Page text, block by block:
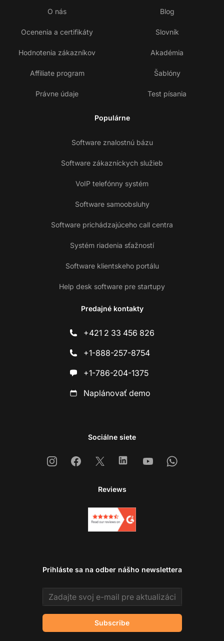
O nás
Ocenenia a certifikáty
Hodnotenia zákazníkov
Affiliate program
Právne údaje
Blog
Slovník
Akadémia
Šablóny
Test písania
Populárne
Software znalostnú bázu
Software zákazníckych služieb
VoIP telefónny systém
Software samoobsluhy
Software prichádzajúceho call centra
Systém riadenia sťažností
Software klientskeho portálu
Help desk software pre startupy
Predajné kontakty
+421 2 33 456 826
+1-888-257-8754
+1-786-204-1375
Naplánovať demo
Sociálne siete
InstagramFacebook
X LinkedinYoutubeWhatsapp
Reviews
Prihláste sa na odber nášho newslettera
Email address
Subscribe